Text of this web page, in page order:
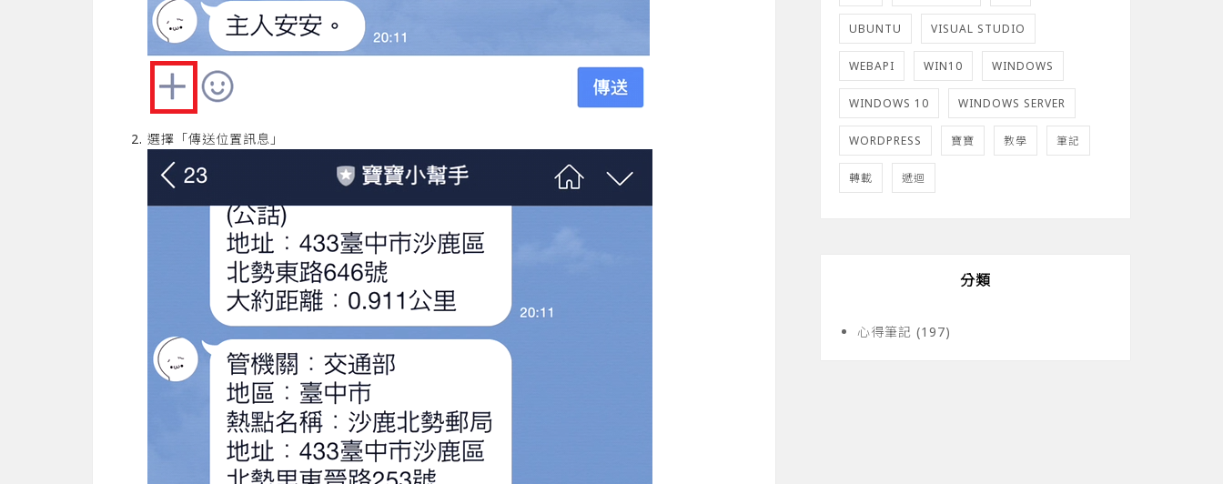
選擇「傳送位置訊息」
UBUNTU VISUAL STUDIO
WEBAPI WIN10 WINDOWS
WINDOWS 10 WINDOWS SERVER
WORDPRESS 寶寶 教學 筆記
轉載 遞迴
分類
心得筆記 (197)